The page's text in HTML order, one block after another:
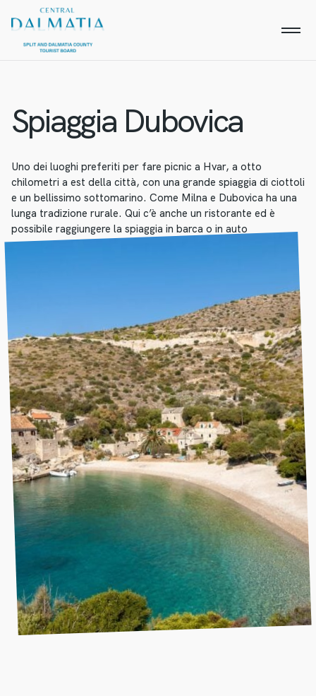
Spiaggia Dubovica
Uno dei luoghi preferiti per fare picnic a Hvar, a otto
chilometri a est della città, con una grande spiaggia di ciottoli
e un bellissimo sottomarino. Come Milna e Dubovica ha una
lunga tradizione rurale. Qui c’è anche un ristorante ed è
possibile raggiungere la spiaggia in barca o in auto